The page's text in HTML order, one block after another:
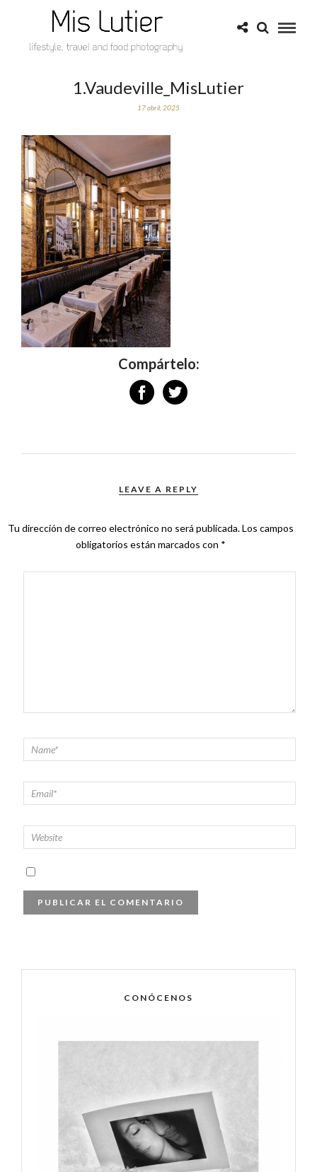
1.Vaudeville_MisLutier
17 abril, 2025
Compártelo:
LEAVE A REPLY
Tu dirección de correo electrónico no será publicada.Los campos
obligatorios están marcados con *
CONÓCENOS